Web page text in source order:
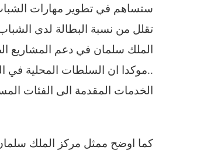
ستساهم في تطوير مهارات الشباب
تقلل من نسبة البطالة لدى
الملك سلمان في دعم المشاريع
..موكدا ان السلطات المحلية
الخدمات المقدمة الى الفئات
كما اوضح ممثل مركز الملك